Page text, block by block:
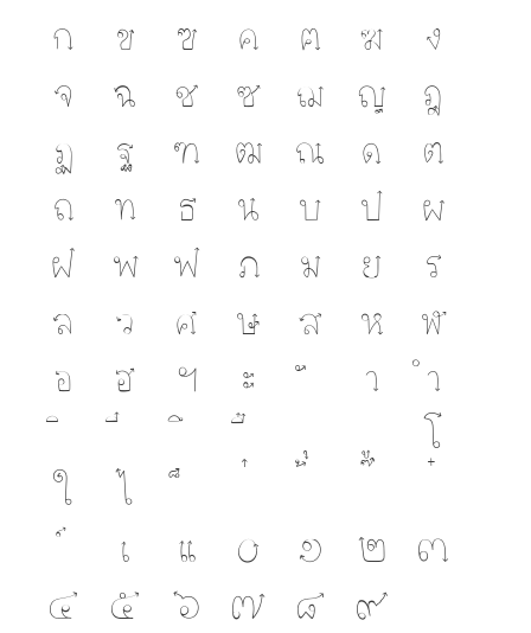
ก ข ฃ ค ฅ ฆ
ง
จ
ฉ ช ซ ฌ ญ
ฎ
ฏ
ฐ ฑ ฒ ณ ด
ต
ถ
ท ธ น บ ป
ผ
ฝ
พ ฟ ภ ม ย
ร
ล
ว ศ ษ ส ห
ฬ
อ
ฮ ฯ ะ า
ำ
โ
ใ
ไ
เ
แ ๐ ๑ ๒ ๓
๔ ๕ ๖ ๗ ๘ ๙